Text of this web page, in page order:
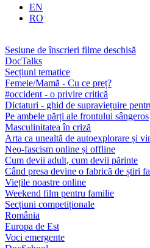
EN
RO
Sesiune de înscrieri filme deschisă
DocTalks
Secțiuni tematice
Femeie/Mamă - Cu ce preț?
#occident - o privire critică
Dictaturi - ghid de supraviețuire
Pe ambele părți ale frontului sângeros
Masculinitatea în criză
Arta ca unealtă de autoexplorare și
Neo-fascism online și offline
Cum devii adult, cum devii părinte
Când presa devine o fabrică de știri
Viețile noastre online
Weekend film pentru familie
Secțiuni competiționale
România
Europa de Est
Voci emergente